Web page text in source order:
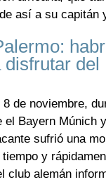
así a su capitán
del
de noviembre,
el Bayern Múnich
sufrió una
y
club alemán